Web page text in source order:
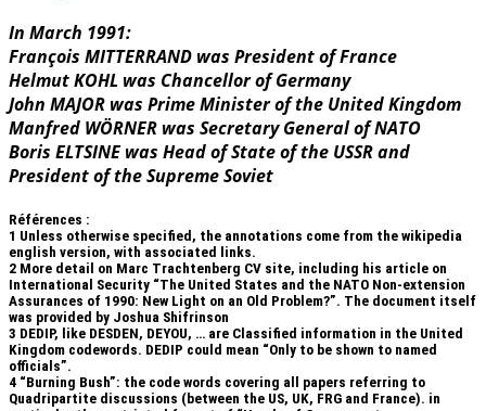
In March 1991:
François MITTERRAND was President of France
Helmut KOHL was Chancellor of Germany
John MAJOR was Prime Minister of the United Kingdom
Manfred WÖRNER was Secretary General of NATO
Boris ELTSINE was Head of State of the USSR and
President of the Supreme Soviet
Références :
1 Unless otherwise specified, the annotations come from the wikipedia
english version, with associated links.
2 More detail on Marc Trachtenberg CV site, including his article on
International Security “The United States and the NATO Non-extension
Assurances of 1990: New Light on an Old Problem?”. The document itself
was provided by Joshua Shifrinson
3 DEDIP, like DESDEN, DEYOU, … are Classified information in the United
Kingdom codewords. DEDIP could mean “Only to be shown to named
officials”.
4 “Burning Bush”: the code words covering all papers referring to
Quadripartite discussions (between the US, UK, FRG and France). in